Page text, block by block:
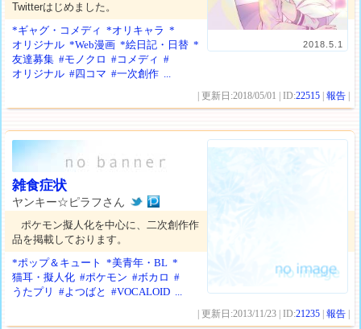
2018.5.1
Twitterはじめました。
*ギャグ・コメディ *オリキャラ *
オリジナル *Web漫画 *絵日記・日替 *
友達募集 #モノクロ #コメディ #
オリジナル #四コマ #一次創作 ...
| 更新日:2018/05/01 | ID:22515 |報告
雑食症状
ヤンキー☆ピラフさん
ポケモン擬人化を中心に、二次創作作
品を掲載しております。
*ポップ＆キュート
*美青年・BL *
猫耳・擬人化 #ポケモン #ボカロ #
うたプリ
#よつばと #VOCALOID ...
| 更新日:2013/11/23 | ID:21235 |報告